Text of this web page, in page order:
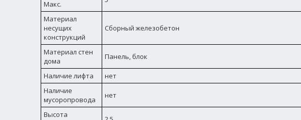
Макс.
Материал
несущих
конструкций
Сборный железобетон
Материал стен
дома
Панель, блок
Наличие лифта
нет
Наличие
мусоропровода
нет
Высота